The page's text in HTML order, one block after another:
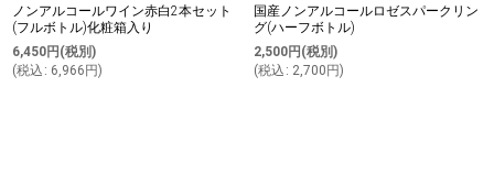
ノンアルコールワイン赤白2本セット
(フルボトル)化粧箱入り
6,450円 (税別)
(税込 : 6,966 円)
国産ノンアルコールロゼスパークリン
グ(ハーフボトル)
2,500円 (税別)
(税込 : 2,700 円)